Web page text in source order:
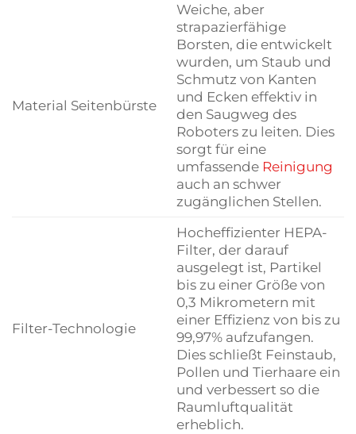
Material Seitenbürste
Weiche, aber
strapazierfähige
Borsten, die entwickelt
wurden, um Staub und
Schmutz von Kanten
und Ecken effektiv in
den Saugweg des
Roboters zu leiten. Dies
sorgt für eine
umfassende Reinigung
auch an schwer
zugänglichen Stellen.
Filter-Technologie
Hocheffizienter HEPA-
Filter, der darauf
ausgelegt ist, Partikel
bis zu einer Größe von
0,3 Mikrometern mit
einer Effizienz von bis zu
99,97% aufzufangen.
Dies schließt Feinstaub,
Pollen und Tierhaare ein
und verbessert so die
Raumluftqualität
erheblich.